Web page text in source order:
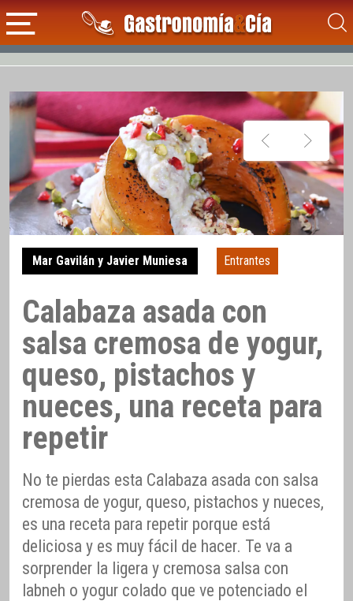
Mar Gavilán y Javier Muniesa Entrantes
Calabaza asada con
salsa cremosa de yogur,
queso, pistachos y
nueces, una receta para
repetir
No te pierdas esta Calabaza asada con salsa
cremosa de yogur, queso, pistachos y nueces,
es una receta para repetir porque está
deliciosa y es muy fácil de hacer. Te va a
sorprender la ligera y cremosa salsa con
labneh o yogur colado que ve potenciado el